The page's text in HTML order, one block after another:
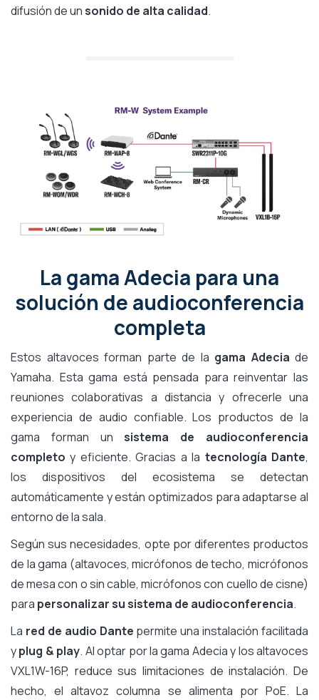
difusión de unsonido de alta calidad.
La gama Adecia para una
solución de audioconferencia
completa
Estos altavoces forman parte de la gama Adecia de
Yamaha. Esta gama está pensada para reinventar las
reuniones colaborativas a distancia y ofrecerle una
experiencia de audio confiable. Los productos de la
gama forman unsistema de audioconferencia
completo y eficiente. Gracias a la tecnología Dante,
los dispositivos del ecosistema se detectan
automáticamente y están optimizados para adaptarse al
entorno de la sala.
Según sus necesidades, opte por diferentes productos
de la gama (altavoces, micrófonos de techo, micrófonos
de mesa con o sin cable, micrófonos con cuello de cisne)
para personalizar su sistema de audioconferencia.
La red de audio Dante permite una instalación facilitada
yplug & play. Al optar por la gama Adecia y los altavoces
VXL1W-16P, reduce sus limitaciones de instalación. De
hecho, el altavoz columna se alimenta por PoE. La